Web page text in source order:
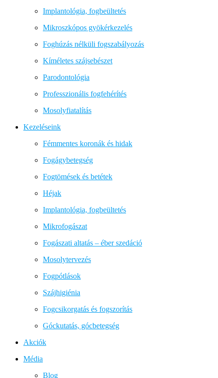
Implantológia, fogbeültetés
Mikroszkópos gyökérkezelés
Foghúzás nélküli fogszabályozás
Kíméletes szájsebészet
Parodontológia
Professzionális fogfehérítés
Mosolyfiatalítás
Kezeléseink
Fémmentes koronák és hidak
Fogágybetegség
Fogtömések és betétek
Héjak
Implantológia, fogbeültetés
Mikrofogászat
Fogászati altatás – éber szedáció
Mosolytervezés
Fogpótlások
Szájhigiénia
Fogcsikorgatás és fogszorítás
Góckutatás, gócbetegség
Akciók
Média
Blog